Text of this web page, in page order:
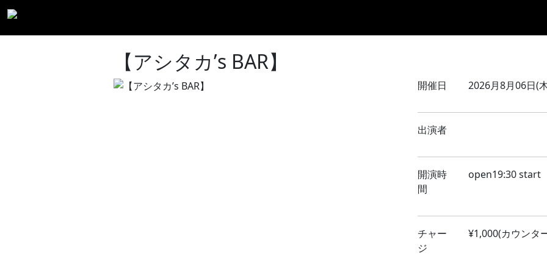
【アシタカ’s BAR】
開催日 2026月8月06日(
出演者
開演時
間
open19:30 start
チャー
ジ
¥1,000(カウンタ